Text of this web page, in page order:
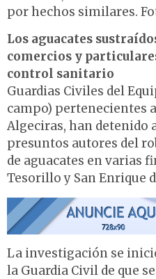
por hechos similares.
Los aguacates
comercios y
control sanitario
Guardias Civiles del
campo) pertenecientes
Algeciras, han detenido
presuntos autores del
de aguacates en varias
Tesorillo y San Enrique
La investigación se
la Guardia Civil de que